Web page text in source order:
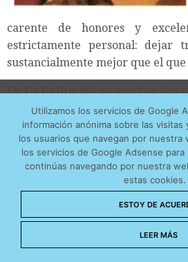
carente de honores y
estrictamente personal: dejar
sustancialmente mejor que el
EnLa Calumniase aportan dos
figura del maestro se ha
(también la del alumnado,
internado de chicas), lo que
interesante en el universo
por el cine hasta ese momento.
docente va a ser puesta bajo
del internado son acusadas de
íntimas. Curiosa coincidencia.
de los periodos más convulsos
Utilizamos los servicios de Google
información anónima sobre las
los usuarios que navegan por nuestra
los servicios de Google Adsense
continúas navegando por nuestra
estas cookies.
ESTOY DE
LEER MÁS
tráfico web que recibimos y
más os interesan. Puede cambiar
obtener más información sobre
utilizamos en nuestra Política de
Aceptar
No permitir